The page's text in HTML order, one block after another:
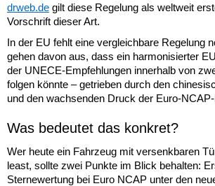
drweb.de gilt diese Regelung als weltweit
Vorschrift dieser Art.
In der EU fehlt eine vergleichbare Regelung
gehen davon aus, dass ein harmonisierter
der UNECE-Empfehlungen innerhalb von
folgen könnte – getrieben durch den
und den wachsenden Druck der Euro-
Was bedeutet das konkret?
Wer heute ein Fahrzeug mit versenkbaren
least, sollte zwei Punkte im Blick behalten:
Sternewertung bei Euro NCAP unter den